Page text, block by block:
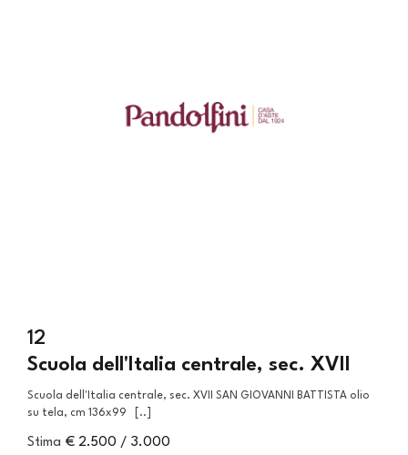
12
Scuola dell'Italia centrale, sec. XVII
Scuola dell'Italia centrale, sec. XVII SAN GIOVANNI BATTISTA olio
su tela, cm 136x99 [..]
Stima € 2.500 / 3.000